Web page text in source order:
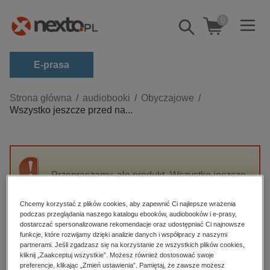
Pokaż/schowaj
wyszukiwarkę
0
E-prasa
Kategorie
Zobacz wszystkie E-prasa
budownictwo, aranżacja wnętrz
darmowe wydania
edukacja
hobby, sport, rozrywka
komputery, internet, technologie, informatyka
Strona główna audiobooki
Obyczajowe
Wszystko jeszcze przed na...
Przepraszamy, ale produkt „Wszystko jeszcze
High-contrast mode
Polecane
Chcemy korzystać z plików cookies, aby zapewnić Ci najlepsze wrażenia
podczas przeglądania naszego katalogu ebooków, audiobooków i e-prasy,
dostarczać spersonalizowane rekomendacje oraz udostępniać Ci najnowsze
funkcje, które rozwijamy dzięki analizie danych i współpracy z naszymi
partnerami. Jeśli zgadzasz się na korzystanie ze wszystkich plików cookies,
kliknij „Zaakceptuj wszystkie”. Możesz również dostosować swoje
preferencje, klikając „Zmień ustawienia”. Pamiętaj, że zawsze możesz